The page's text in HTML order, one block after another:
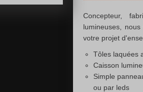
Concepteur,
lumineuses ,
votre projet
Tôles laquées
Caisson
Simple
ou par leds